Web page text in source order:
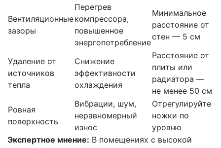
Вентиляционные
зазоры
Перегрев
компрессора,
повышенное
энергопотребление
Минимальное
расстояние от
стен — 5 см
Удаление от
источников
тепла
Снижение
эффективности
охлаждения
Расстояние от
плиты или
радиатора —
не менее 50 см
Ровная
поверхность
Вибрации, шум,
неравномерный
износ
Отрегулируйте
ножки по
уровню
Экспертное мнение: В помещениях с высокой